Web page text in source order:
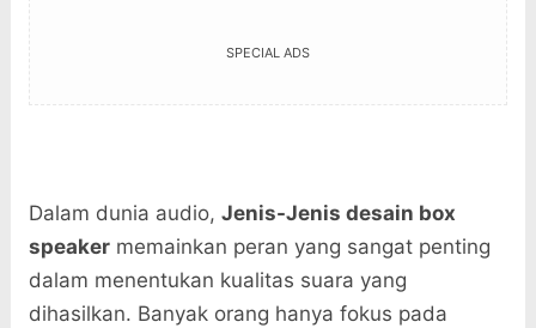
SPECIAL ADS
Dalam dunia audio, Jenis-Jenis desain box
speakermemainkan peran yang sangat penting
dalam menentukan kualitas suara yang
dihasilkan. Banyak orang hanya fokus pada